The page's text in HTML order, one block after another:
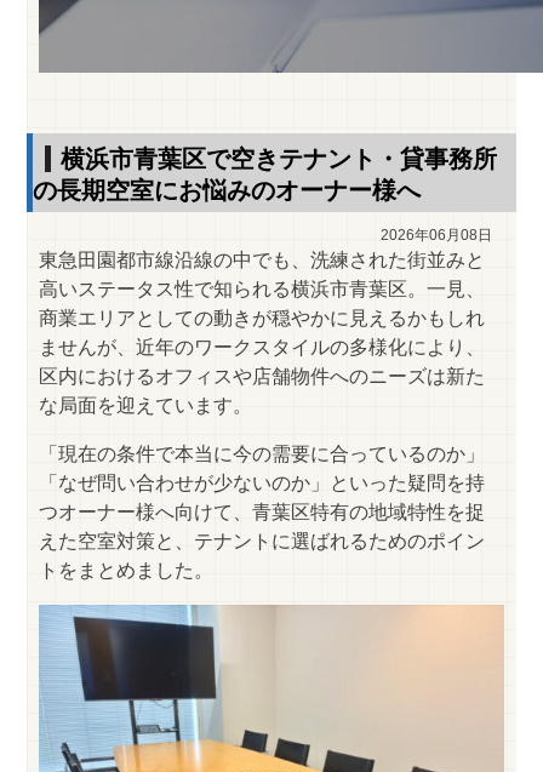
横浜市青葉区で空きテナント・貸事務所
の長期空室にお悩みのオーナー様へ
2026年06月08日
東急田園都市線沿線の中でも、洗練された街並みと
高いステータス性で知られる横浜市青葉区。一見、
商業エリアとしての動きが穏やかに見えるかもしれ
ませんが、近年のワークスタイルの多様化により、
区内におけるオフィスや店舗物件へのニーズは新た
な局面を迎えています。
「現在の条件で本当に今の需要に合っているのか」
「なぜ問い合わせが少ないのか」といった疑問を持
つオーナー様へ向けて、青葉区特有の地域特性を捉
えた空室対策と、テナントに選ばれるためのポイン
トをまとめました。